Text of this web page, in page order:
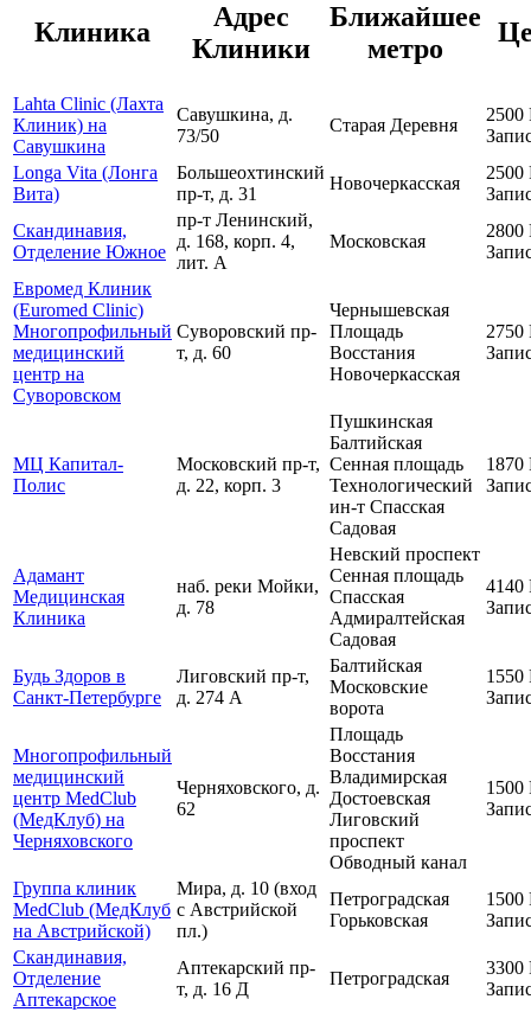
Клиника
Адрес
Клиники
Ближайшее
метро
Lahta Clinic (Лахта
Клиник) на
Савушкина
Савушкина, д.
73/50
Старая Деревня
2500
Longa Vita (Лонга
Вита)
Большеохтинский
пр-т, д. 31
Новочеркасская
2500
Скандинавия,
Отделение Южное
пр-т Ленинский,
д. 168, корп. 4,
лит. А
Московская
2800
Евромед Клиник
(Euromed Clinic)
Многопрофильный
медицинский
центр на
Суворовском
Суворовский пр-
т, д. 60
Чернышевская
Площадь
Восстания
Новочеркасская
2750
МЦ Капитал-
Полис
Московский пр-т,
д. 22, корп. 3
Пушкинская
Балтийская
Сенная площадь
Технологический
ин-т Спасская
Садовая
1870
Адамант
Медицинская
Клиника
наб. реки Мойки,
д. 78
Невский проспект
Сенная площадь
Спасская
Адмиралтейская
Садовая
4140
Будь Здоров в
Санкт-Петербурге
Лиговский пр-т,
д. 274 А
Балтийская
Московские
ворота
1550
Многопрофильный
медицинский
центр MedClub
(МедКлуб) на
Черняховского
Черняховского, д.
62
Площадь
Восстания
Владимирская
Достоевская
Лиговский
проспект
Обводный канал
1500
Группа клиник
MedClub (МедКлуб
на Австрийской)
Мира, д. 10 (вход
с Австрийской
пл.)
Петроградская
Горьковская
1500
Скандинавия,
Отделение
Аптекарское
Аптекарский пр-
т, д. 16 Д
Петроградская
3300